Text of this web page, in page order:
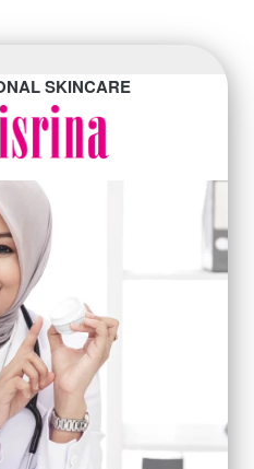
SKINCARE